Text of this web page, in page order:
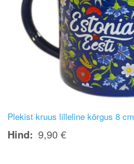
Plekist kruus lilleline kõrgus 8 cm
Hind 9,90 €